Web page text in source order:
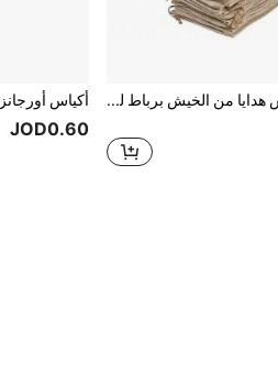
24 قطعة أكياس هدايا من الخيش برباط للهالوين، أكياس حلوى من الجوت للهالوين، خدعة أو حلوى، لوازم الحفلات (6 أنماط)
JOD0.60